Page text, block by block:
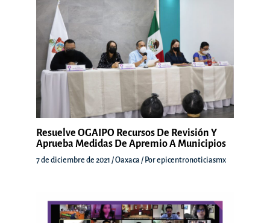
Resuelve OGAIPO Recursos De Revisión Y
Aprueba Medidas De Apremio A Municipios
7 de diciembre de 2021 /Oaxaca / Porepicentronoticiasmx